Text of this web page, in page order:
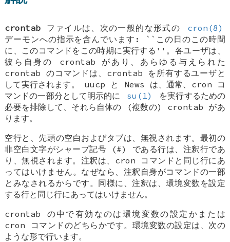
crontab ファイルは、次の一般的な形式の
cron(8)
デーモンへの指示を含んでいます: ``この日のこの時間
に、このコマンドをこの時期に実行する''。各ユーザは、
彼ら自身の crontab があり、あらゆる与えられた
crontab のコマンドは、crontab を所有するユーザと
して実行されます。 uucp と News は、通常、cron コ
マンドの一部分として明示的に
su(1)
を実行するための
必要を排除して、それら自体の (複数の) crontab があ
ります。
空行と、先頭の空白およびタブは、無視されます。最初の
非空白文字がシャープ記号 (#) である行は、注釈行であ
り、無視されます。注釈は、cron コマンドと同じ行にあ
ってはいけません。なぜなら、注釈自身がコマンドの一部
とみなされるからです。同様に、注釈は、環境変数を設定
する行と同じ行にあってはいけません。
crontab の中で有効なのは環境変数の設定かまたは
cron コマンドのどちらかです。環境変数の設定は、次の
ような形で行います。